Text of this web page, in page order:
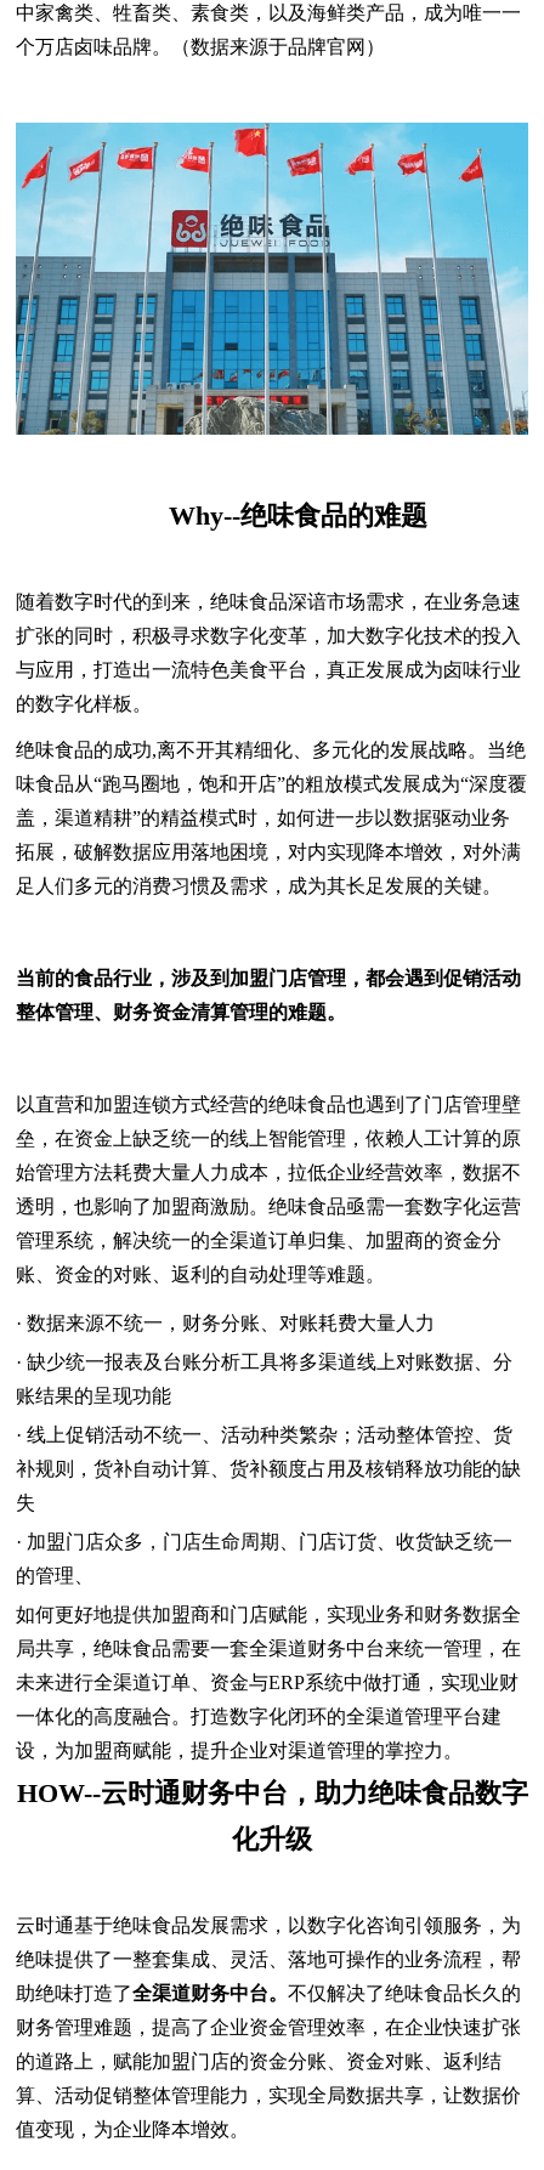
中家禽类、牲畜类、素食类，以及海鲜类产品，成为唯一一
个万店卤味品牌。（数据来源于品牌官网）
Why--绝味食品的难题
随着数字时代的到来，绝味食品深谙市场需求，在业务急速
扩张的同时，积极寻求数字化变革，加大数字化技术的投入
与应用，打造出一流特色美食平台，真正发展成为卤味行业
的数字化样板。
绝味食品的成功,离不开其精细化、多元化的发展战略。当绝
味食品从“跑马圈地，饱和开店”的粗放模式发展成为“深度覆
盖，渠道精耕”的精益模式时，如何进一步以数据驱动业务
拓展，破解数据应用落地困境，对内实现降本增效，对外满
足人们多元的消费习惯及需求，成为其长足发展的关键。
当前的食品行业，涉及到加盟门店管理，都会遇到促销活动
整体管理、财务资金清算管理的难题。
以直营和加盟连锁方式经营的绝味食品也遇到了门店管理壁
垒，在资金上缺乏统一的线上智能管理，依赖人工计算的原
始管理方法耗费大量人力成本，拉低企业经营效率，数据不
透明，也影响了加盟商激励。绝味食品亟需一套数字化运营
管理系统，解决统一的全渠道订单归集、加盟商的资金分
账、资金的对账、返利的自动处理等难题。
· 数据来源不统一，财务分账、对账耗费大量人力
· 缺少统一报表及台账分析工具将多渠道线上对账数据、分
账结果的呈现功能
· 线上促销活动不统一、活动种类繁杂；活动整体管控、货
补规则，货补自动计算、货补额度占用及核销释放功能的缺
失
· 加盟门店众多，门店生命周期、门店订货、收货缺乏统一
的管理、
如何更好地提供加盟商和门店赋能，实现业务和财务数据全
局共享，绝味食品需要一套全渠道财务中台来统一管理，在
未来进行全渠道订单、资金与ERP系统中做打通，实现业财
一体化的高度融合。打造数字化闭环的全渠道管理平台建
设，为加盟商赋能，提升企业对渠道管理的掌控力。
HOW--云时通财务中台，助力绝味食品数字
化升级
云时通基于绝味食品发展需求，以数字化咨询引领服务，为
绝味提供了一整套集成、灵活、落地可操作的业务流程，帮
助绝味打造了全渠道财务中台。 不仅解决了绝味食品长久的
财务管理难题，提高了企业资金管理效率，在企业快速扩张
的道路上，赋能加盟门店的资金分账、资金对账、返利结
算、活动促销整体管理能力，实现全局数据共享，让数据价
值变现，为企业降本增效。